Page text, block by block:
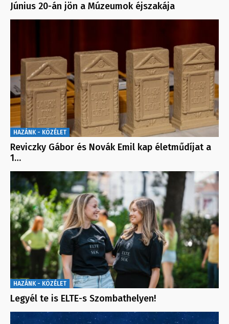
Június 20-án jön a Múzeumok éjszakája
HAZÁNK - KÖZÉLET
Reviczky Gábor és Novák Emil kap életműdíjat a
1…
HAZÁNK - KÖZÉLET
Legyél te is ELTE-s Szombathelyen!